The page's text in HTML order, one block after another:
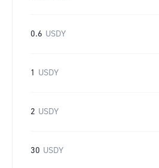
0.6 USDY
1 USDY
2 USDY
30 USDY